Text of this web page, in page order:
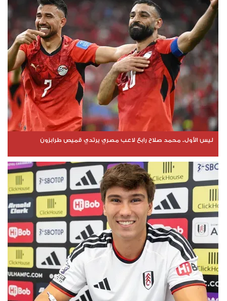
ليس الأول.. محمد صلاح رابع لاعب مصري يرتدي قميص طرابزون